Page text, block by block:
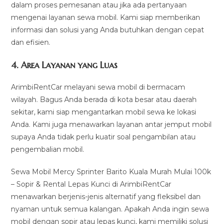
dalam proses pemesanan atau jika ada pertanyaan
mengenai layanan sewa mobil. Kami siap memberikan
informasi dan solusi yang Anda butuhkan dengan cepat
dan efisien.
4.Area Layanan yang Luas
ArimbiRentCar melayani sewa mobil di bermacam
wilayah. Bagus Anda berada di kota besar atau daerah
sekitar, kami siap mengantarkan mobil sewa ke lokasi
Anda. Kami juga menawarkan layanan antar jemput mobil
supaya Anda tidak perlu kuatir soal pengambilan atau
pengembalian mobil.
Sewa Mobil Mercy Sprinter Barito Kuala Murah Mulai 100k
– Sopir & Rental Lepas Kunci di ArimbiRentCar
menawarkan berjenis-jenis alternatif yang fleksibel dan
nyaman untuk semua kalangan. Apakah Anda ingin sewa
mobil dengan sopir atau lepas kunci, kami memiliki solusi